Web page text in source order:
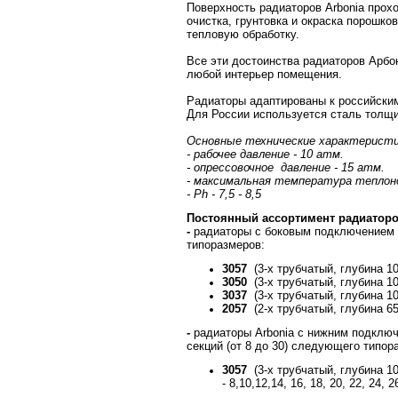
Поверхность радиаторов Arbonia
очистка, грунтовка и окраска
тепловую обработку.
Все эти достоинства радиаторов
любой интерьер помещения.
Радиаторы адаптированы к
Для России используется сталь
Основные технические
- рабочее давление - 10 атм.
- опрессовочное давление - 15 атм.
- максимальная температура
- Ph - 7,5 - 8,5
Постоянный ассортимент
- радиаторы с боковым подключением
типоразмеров:
3057 (3-х трубчатый, глубина
3050 (3-х трубчатый, глубина
3037 (3-х трубчатый, глубина
2057 (2-х трубчатый, глубина
- радиаторы Arbonia с нижним
секций (от 8 до 30) следующего
3057 (3-х трубчатый, глубина
- 8,10,12,14, 16, 18, 20, 22, 24,